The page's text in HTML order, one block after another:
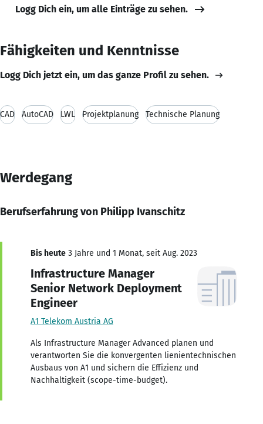
Logg Dich ein, um alle Einträge zu sehen.
Fähigkeiten und Kenntnisse
Logg Dich jetzt ein, um das ganze Profil zu sehen.
CAD AutoCAD LWL Projektplanung Technische Planung
Werdegang
Berufserfahrung von Philipp Ivanschitz
Bis heute 3 Jahre und 1 Monat, seit Aug. 2023
Infrastructure Manager
Senior Network Deployment
Engineer
A1 Telekom Austria AG
Als Infrastructure Manager Advanced planen und
verantworten Sie die konvergenten lienientechnischen
Ausbaus von A1 und sichern die Effizienz und
Nachhaltigkeit (scope-time-budget).